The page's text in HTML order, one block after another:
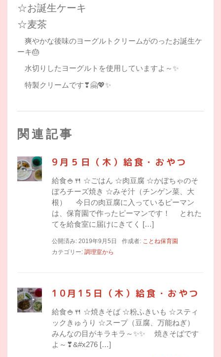
☆お誕生ケーキ
☆麦茶
爽やかな後味のヨーグルトクリームがのったお誕生ケ
ーキ🎂
水切りしたヨーグルトを使用していますよ～✨
特製クリームです❣🤗💖✨
関連記事
9月５日（木）給食・おやつ
給食🍚🍴 ☆ごはん ☆肉豆腐 ☆かぼちゃのそ
ぼろチーズ焼き ☆みそ汁（チンゲン菜、大
根） 今日の肉豆腐に入っているピーマン
は、保育園で作ったピーマンです！ とれた
てを給食室に届けにきてく […]
公開済み: 2019年9月5日 作成者: ことね保育園
カテゴリー: 調理室から
10月15日（木）給食・おやつ
給食🍚🍴 ☆焼きそば ☆粉ふきいも ☆スティ
ックきゅうり ☆スープ（豆腐、万能ねぎ）
みんなの目がキラキラ～✨✨ 焼きそばです
よ～❣&#x276 […]